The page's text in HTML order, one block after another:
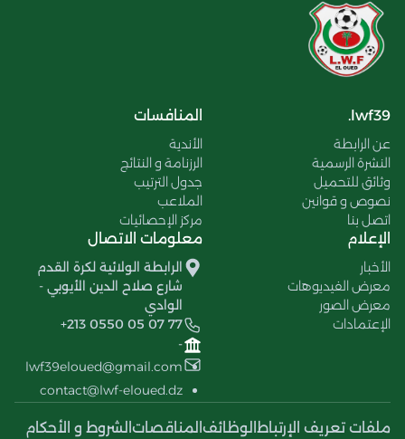
lwf39.
عن الرابطة
النشرة الرسمية
وثائق للتحميل
نصوص و قوانين
اتصل بنا
المنافسات
الأندية
الرزنامة و النتائج
جدول الترتيب
الملاعب
مركز الإحصائيات
الإعلام
الأخبار
معرض الفيديوهات
معرض الصور
الإعتمادات
معلومات الاتصال
الرابطة الولائية لكرة القدم
شارع صلاح الدين الأيوبي -
الوادي
+213 0550 05 07 77
-
lwf39eloued@gmail.com
contact@lwf-eloued.dz
ملفات تعريف الإرتباط الوظائف المناقصات الشروط و الأحكام